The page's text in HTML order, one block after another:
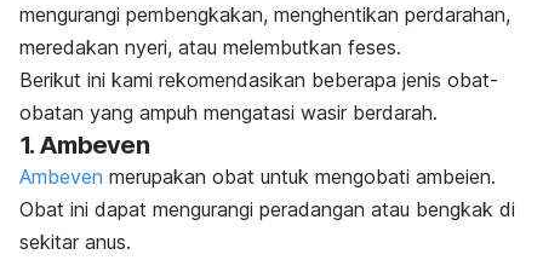
mengurangi pembengkakan, menghentikan perdarahan,
meredakan nyeri, atau melembutkan feses.
Berikut ini kami rekomendasikan beberapa jenis obat-
obatan yang ampuh mengatasi wasir berdarah.
1. Ambeven
Ambeven merupakan obat untuk mengobati ambeien.
Obat ini dapat mengurangi peradangan atau bengkak di
sekitar anus.